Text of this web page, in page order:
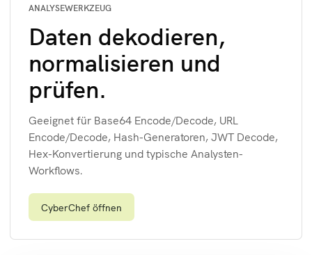
ANALYSEWERKZEUG
Daten dekodieren,
normalisieren und
prüfen.
Geeignet für Base64 Encode/Decode, URL
Encode/Decode, Hash-Generatoren, JWT Decode,
Hex-Konvertierung und typische Analysten-
Workflows.
CyberChef öffnen